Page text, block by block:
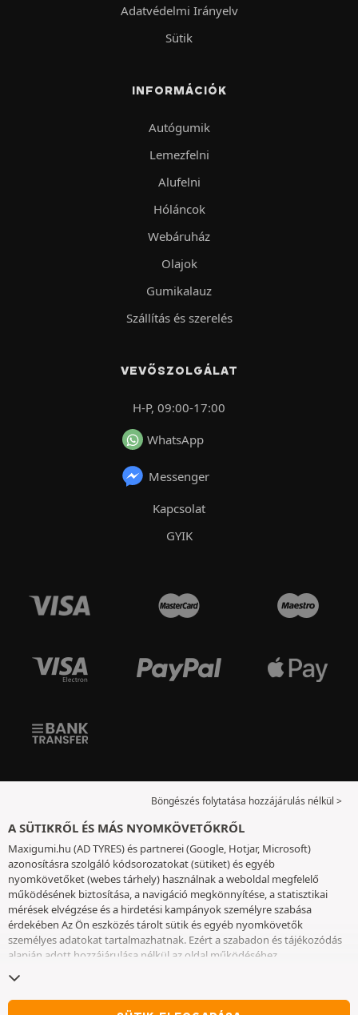
Adatvédelmi Irányelv
Sütik
INFORMÁCIÓK
Autógumik
Lemezfelni
Alufelni
Hóláncok
Webáruház
Olajok
Gumikalauz
Szállítás és szerelés
VEVŐSZOLGÁLAT
H-P, 09:00-17:00
WhatsApp
Messenger
Kapcsolat
GYIK
Böngészés folytatása hozzájárulás nélkül >
A SÜTIKRŐL ÉS MÁS NYOMKÖVETŐKRŐL
Maxigumi.hu (AD TYRES) és partnerei (Google, Hotjar, Microsoft)
azonosításra szolgáló kódsorozatokat (sütiket) és egyéb
nyomkövetőket (webes tárhely) használnak a weboldal megfelelő
működésének biztosítása, a navigáció megkönnyítése, a statisztikai
mérések elvégzése és a hirdetési kampányok személyre szabása
érdekében Az Ön eszközés tárolt sütik és egyéb nyomkövetők
személyes adatokat tartalmazhatnak. Ezért a szabadon és tájékozódás
alapján adott hozzájárulása nélkül az oldal működéséhez
nyomkövetőket az eszközén. Az Ön által választott beállításokat 6
hónapig őrizzük meg. A hozzájárulását bármikor visszavonhatja aSütik